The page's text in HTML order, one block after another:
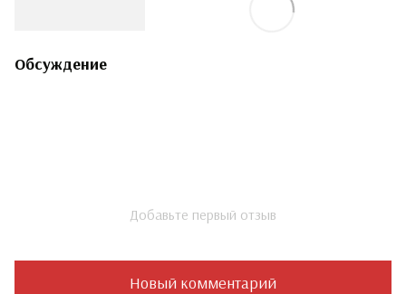
Обсуждение
Добавьте первый отзыв
Новый комментарий